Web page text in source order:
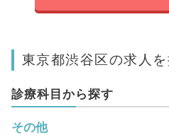
東京都渋谷区の求人
診療科目から探す
その他